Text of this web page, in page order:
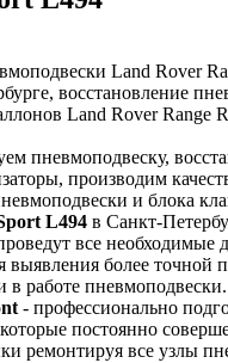
пневмоподвеску,
производим
и блока
L494 в Санкт-
все необходимые
выявления более точной
в работе
- профессионально
постоянно
ремонтируя все узлы